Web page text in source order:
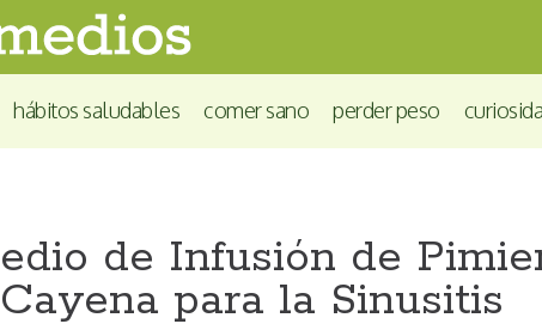
hábitos saludables comer sano perder peso
de Infusión de
Cayena para la Sinusitis